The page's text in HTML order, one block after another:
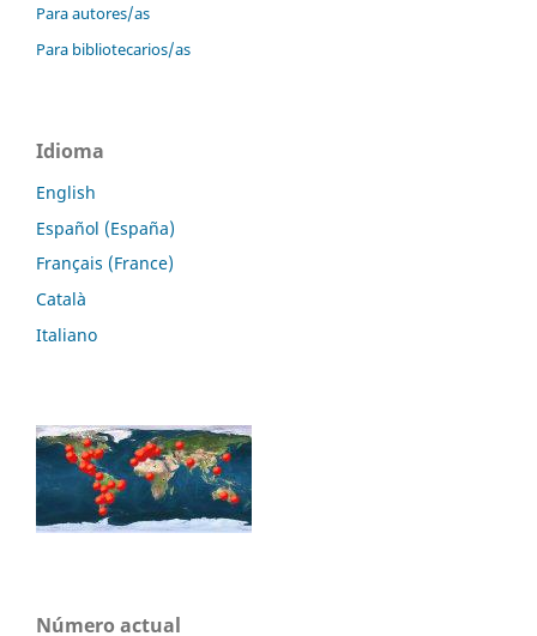
Para autores/as
Para bibliotecarios/as
Idioma
English
Español (España)
Français (France)
Català
Italiano
Número actual